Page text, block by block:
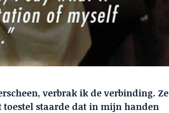
verbrak ik de verbinding. Ze
staarde dat in mijn handen